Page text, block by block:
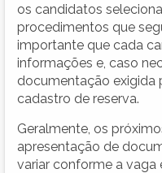
os candidatos
procedimentos que
importante que cada
informações e, caso
documentação exigida
cadastro de reserva.
Geralmente, os
apresentação de
variar conforme a vaga